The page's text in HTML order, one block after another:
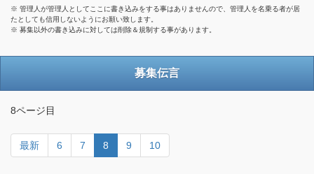
※ 管理人が管理人としてここに書き込みをする事はありませんので、管理人を名乗る者が居
たとしても信用しないようにお願い致します。
※ 募集以外の書き込みに対しては削除＆規制する事があります。
募集伝言
8ページ目
最新 6 7 8 9 10